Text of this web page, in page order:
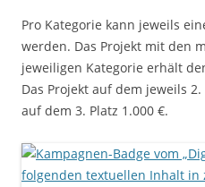
Pro Kategorie kann jeweils
werden. Das Projekt mit den
jeweiligen Kategorie erhält
Das Projekt auf dem jeweils
auf dem 3. Platz 1.000 €.